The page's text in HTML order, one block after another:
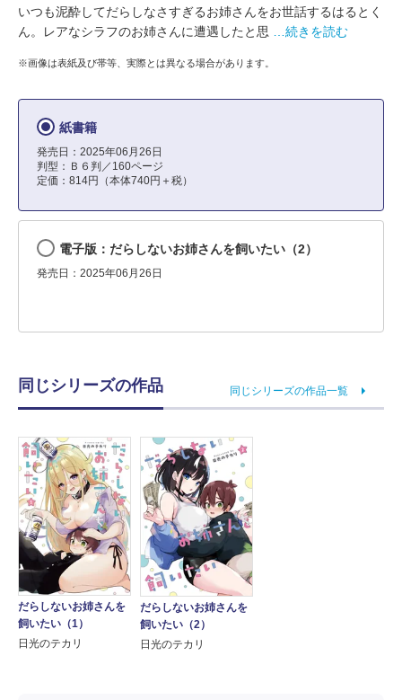
いつも泥酔してだらしなさすぎるお姉さんをお世話するはるとく
ん。レアなシラフのお姉さんに遭遇したと思
…続きを読む
※画像は表紙及び帯等、実際とは異なる場合があります。
紙書籍
発売日：2025年06月26日
判型：Ｂ６判／160ページ
定価：814円（本体740円＋税）
電子版：だらしないお姉さんを飼いたい（2）
発売日：2025年06月26日
同じシリーズの作品 同じシリーズの作品一覧
だらしないお姉さんを
飼いたい（1）
日光のテカリ
だらしないお姉さんを
飼いたい（2）
日光のテカリ